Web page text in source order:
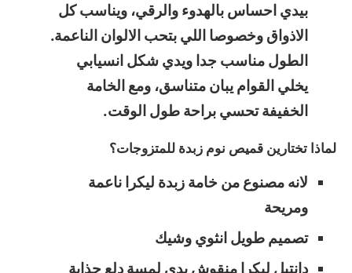
بيدي احساس بالهدوء والرقي، ويناسب كل
الاذواق وخصوصا اللي بتحب الالوان الناعمة.
الطول مناسب جدا ويدي شكل انسيابي
يخلي القوام يبان متناسق، ومع الخامة
الخفيفة تحسي براحة طول الوقت.
لماذا تختارين قميص نوم زبدة للمتزوجات؟
لانه مصنوع من خامة زبدة ليكرا ناعمة
ومريحة
تصميم طويل انثوي وشيك
دانتيل ليكرا منقوش يدي لمسة دلع جذابة